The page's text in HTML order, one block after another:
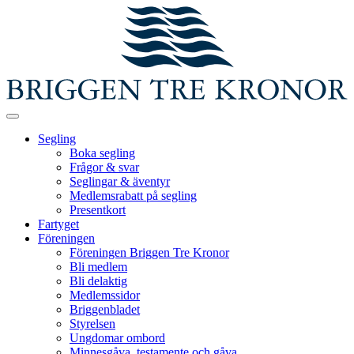
Segling
Boka segling
Frågor & svar
Seglingar & äventyr
Medlemsrabatt på segling
Presentkort
Fartyget
Föreningen
Föreningen Briggen Tre Kronor
Bli medlem
Bli delaktig
Medlemssidor
Briggenbladet
Styrelsen
Ungdomar ombord